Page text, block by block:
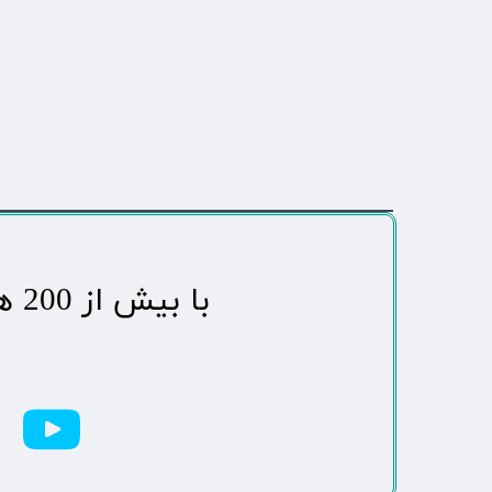
​با بیش از 200 هزاردنبال کننده محبوب ترین رسانه مردمی شهر مهاباد​​​​​​​​​​​​​​